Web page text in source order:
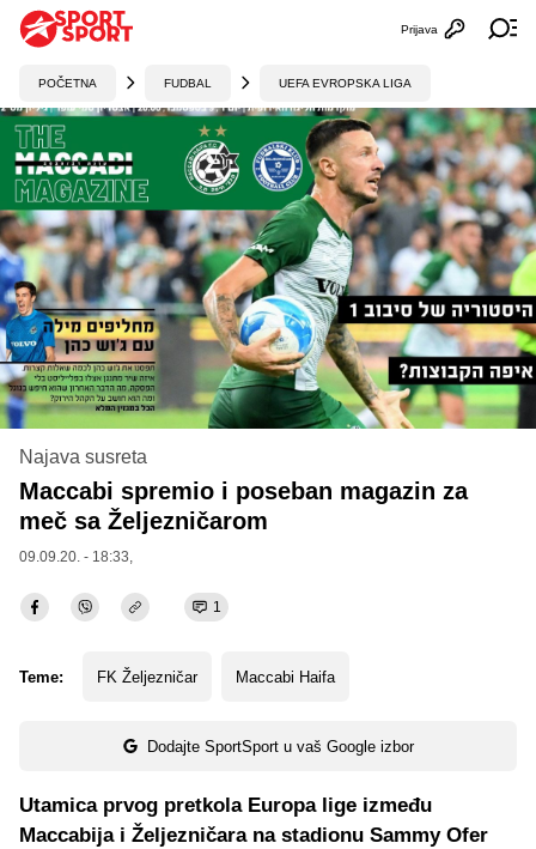
Otvori
Prijava
POČETNA FUDBAL UEFA EVROPSKA LIGA
Najava susreta
Maccabi spremio i poseban magazin za
meč sa Željezničarom
09.09.20. - 18:33,
1
Teme: FK Željezničar Maccabi Haifa
Dodajte SportSport u vaš Google izbor
Utamica prvog pretkola Europa lige između
Maccabija i Željezničara na stadionu Sammy Ofer